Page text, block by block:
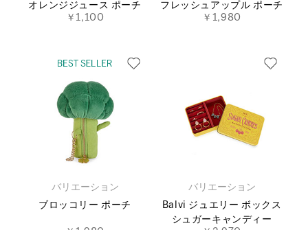
オレンジジュース ポーチ
￥1,100
フレッシュアップル ポーチ
￥1,980
バリエーション
ブロッコリー ポーチ
バリエーション
Balvi ジュエリー ボックス
シュガーキャンディー